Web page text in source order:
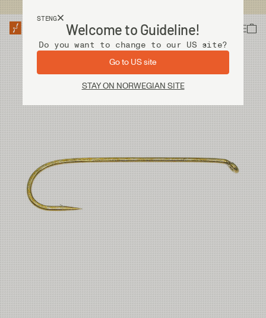
STENG
Welcome to Guideline!
Do you want to change to our US site?
Go to US site
STAY ON NORWEGIAN SITE